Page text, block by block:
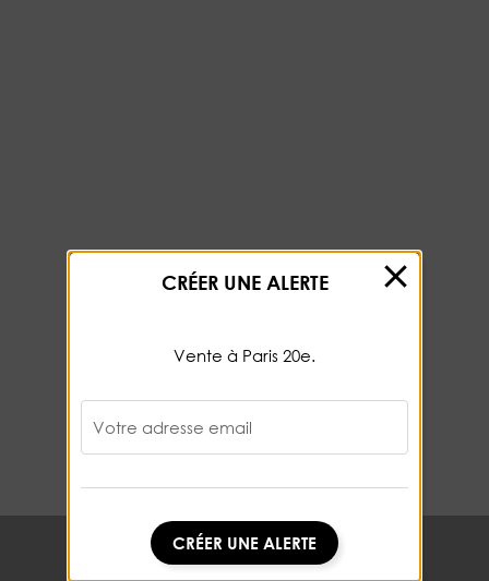
CRÉER UNE ALERTE
CRÉER UNE ALERTE
Vente à Paris 20e.
Votre adresse email
CRÉER UNE ALERTE